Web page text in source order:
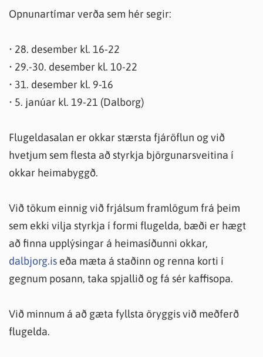
Opnunartímar verða sem hér segir:
• 28. desember kl. 16-22
• 29.-30. desember kl. 10-22
• 31. desember kl. 9-16
• 5. janúar kl. 19-21 (Dalborg)
Flugeldasalan er okkar stærsta fjáröflun og við
hvetjum sem flesta að styrkja björgunarsveitina í
okkar heimabyggð.
Við tökum einnig við frjálsum framlögum frá þeim
sem ekki vilja styrkja í formi flugelda, bæði er hægt
að finna upplýsingar á heimasíðunni okkar,
dalbjorg.is eða mæta á staðinn og renna korti í
gegnum posann, taka spjallið og fá sér kaffisopa.
Við minnum á að gæta fyllsta öryggis við meðferð
flugelda.